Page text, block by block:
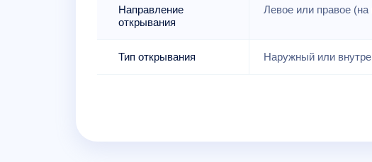
Направление
открывания
Левое или правое
Тип открывания Наружный или